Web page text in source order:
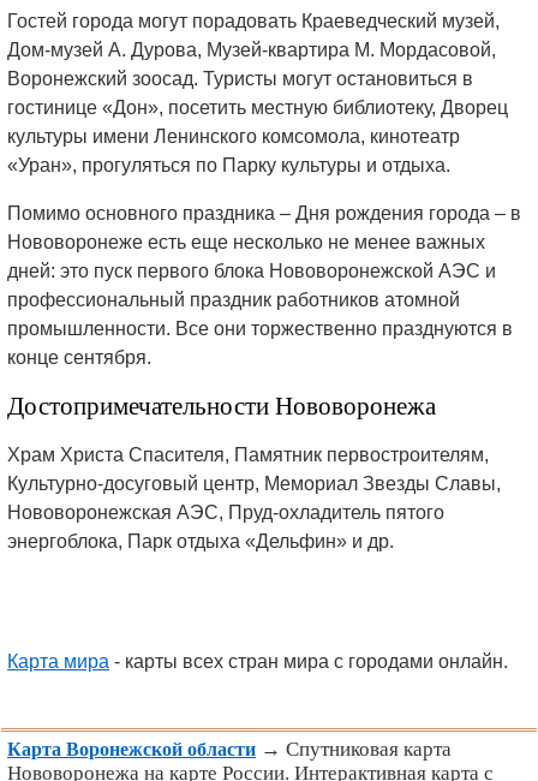
Гостей города могут порадовать Краеведческий музей,
Дом-музей А. Дурова, Музей-квартира М. Мордасовой,
Воронежский зоосад. Туристы могут остановиться в
гостинице «Дон», посетить местную библиотеку, Дворец
культуры имени Ленинского комсомола, кинотеатр
«Уран», прогуляться по Парку культуры и отдыха.
Помимо основного праздника – Дня рождения города – в
Нововоронеже есть еще несколько не менее важных
дней: это пуск первого блока Нововоронежской АЭС и
профессиональный праздник работников атомной
промышленности. Все они торжественно празднуются в
конце сентября.
Достопримечательности Нововоронежа
Храм Христа Спасителя, Памятник первостроителям,
Культурно-досуговый центр, Мемориал Звезды Славы,
Нововоронежская АЭС, Пруд-охладитель пятого
энергоблока, Парк отдыха «Дельфин» и др.
Карта мира - карты всех стран мира с городами онлайн.
Карта Воронежской области → Спутниковая карта
Нововоронежа на карте России. Интерактивная карта с